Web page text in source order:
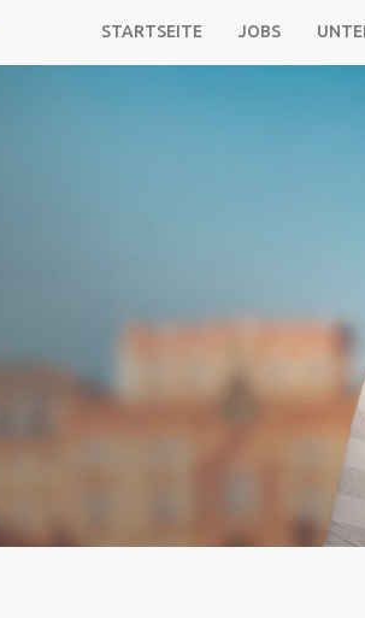
STARTSEITE JOBS